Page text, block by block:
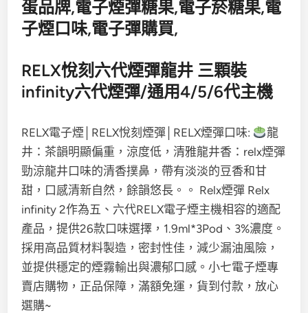
RELX悅刻六代煙彈龍井 三顆裝
infinity六代煙彈/通用4/5/6代主機
RELX電子煙│RELX悅刻煙彈│RELX煙彈口味:
龍
井：茶韻明顯偏重，涼度低，清雅龍井香：relx煙彈
勁涼龍井口味的清香撲鼻，帶有淡淡的豆香和甘
甜，口感清新自然，餘韻悠長。。 Relx煙彈 Relx
infinity 2作為五、六代RELX電子煙主機相容的適配
產品，提供26款口味選擇，1.9ml*3Pod、3%濃度。
採用高品質材料製造，密封性佳，減少漏油風險，
並提供穩定的煙霧輸出與濃郁口感。小七電子煙專
賣店購物，正品保障，滿額免運，貨到付款，放心
選購~